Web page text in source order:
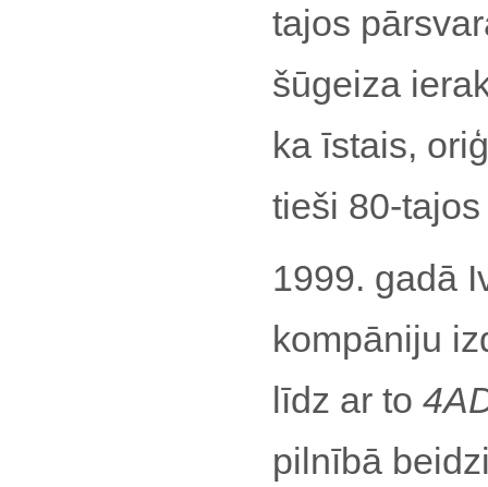
tajos
šūgeiza
ka īstais,
tieši 80-
1999. gadā
kompāniju
līdz ar to
pilnībā